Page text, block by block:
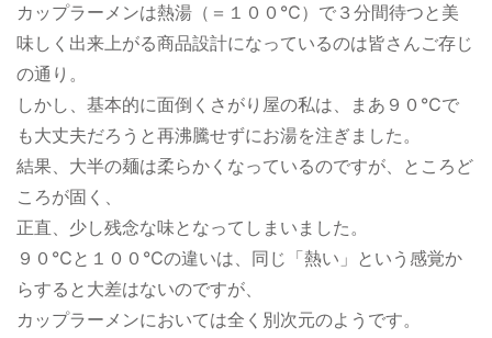
カップラーメンは熱湯（＝１００℃）で３分間待つと美
味しく出来上がる商品設計になっているのは皆さんご存じ
の通り。
しかし、基本的に面倒くさがり屋の私は、まあ９０℃で
も大丈夫だろうと再沸騰せずにお湯を注ぎました。
結果、大半の麺は柔らかくなっているのですが、ところど
ころが固く、
正直、少し残念な味となってしまいました。
９０℃と１００℃の違いは、同じ「熱い」という感覚か
らすると大差はないのですが、
カップラーメンにおいては全く別次元のようです。